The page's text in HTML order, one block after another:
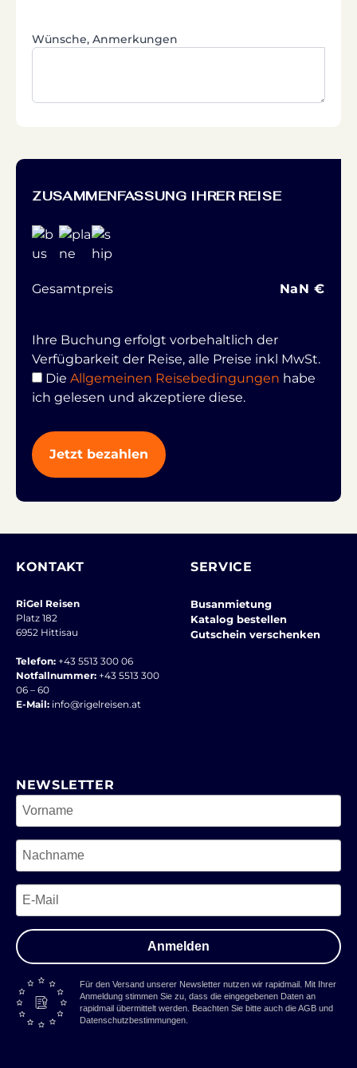
Wünsche, Anmerkungen
ZUSAMMENFASSUNG IHRER REISE
Gesamtpreis NaN €
Ihre Buchung erfolgt vorbehaltlich der
Verfügbarkeit der Reise, alle Preise inkl MwSt.
Die Allgemeinen Reisebedingungen habe
ich gelesen und akzeptiere diese.
KONTAKT
RiGel Reisen
Platz 182
6952 Hittisau
Telefon: +43 5513 300 06
Notfallnummer: +43 5513 300
06 – 60
E-Mail: info@rigelreisen.at
SERVICE
Busanmietung
Katalog bestellen
Gutschein verschenken
NEWSLETTER
Anmelden
Für den Versand unserer Newsletter nutzen wir rapidmail. Mit Ihrer
Anmeldung stimmen Sie zu, dass die eingegebenen Daten an
rapidmail übermittelt werden. Beachten Sie bitte auch die AGB und
Datenschutzbestimmungen.